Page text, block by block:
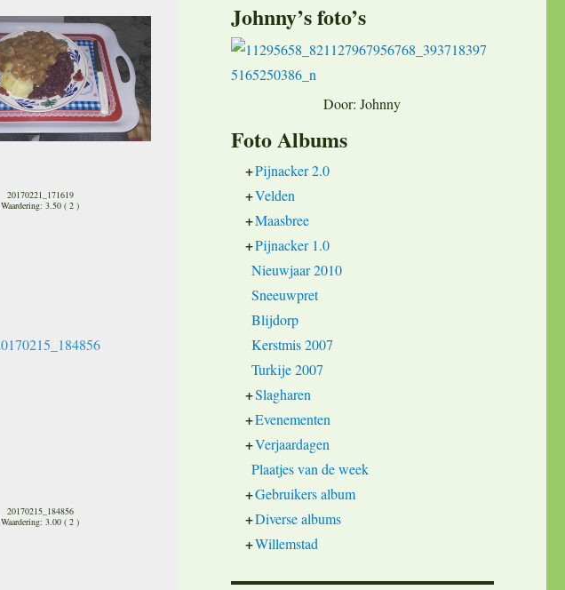
20170221_171619
Waardering: 3.50 ( 2 )
20170215_184856
Waardering: 3.00 ( 2 )
Johnny’s foto’s
Door: Johnny
Foto Albums
+Pijnacker 2.0
+Velden
+Maasbree
+Pijnacker 1.0
Nieuwjaar 2010
Sneeuwpret
Blijdorp
Kerstmis 2007
Turkije 2007
+Slagharen
+Evenementen
+Verjaardagen
Plaatjes van de week
+Gebruikers album
+Diverse albums
+Willemstad